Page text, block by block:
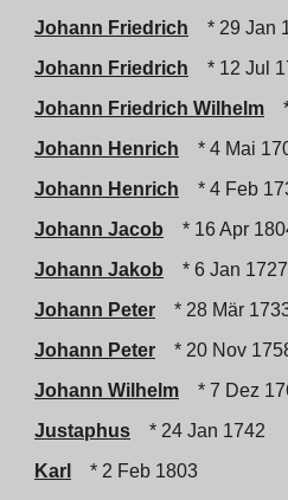
Johann Friedrich
* 29 Jan
Johann Friedrich
* 12 Jul
Johann Friedrich Wilhelm
Johann Henrich
* 4 Mai
Johann Henrich
* 4 Feb
Johann Jacob
* 16 Apr
Johann Jakob
* 6 Jan
Johann Peter
* 28 Mär
Johann Peter
* 20 Nov
Johann Wilhelm
* 7 Dez
Justaphus
* 24 Jan 1742
Karl
* 2 Feb 1803